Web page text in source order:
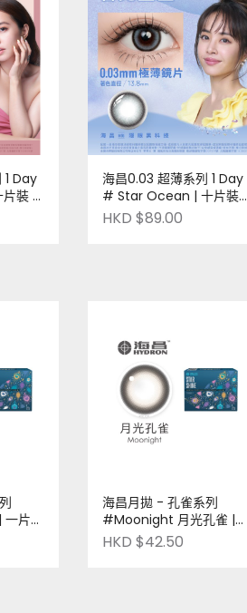
1 Day
裝 |
海昌0.03 超薄系列 1 Day
# Star Ocean | 十片裝 |
台灣品牌 | Pre-order
HKD $89.00
海昌月拋 - 孔雀系列
#Moonight 月光孔雀 |
一片裝 | 台灣品牌 | Pre-
HKD $42.50